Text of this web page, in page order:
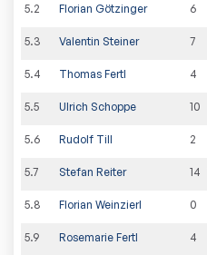
5.2 Florian Götzinger 6
5.3 Valentin Steiner 7
5.4 Thomas Fertl 4
5.5 Ulrich Schoppe 10
5.6 Rudolf Till 2
5.7 Stefan Reiter 14
5.8 Florian Weinzierl 0
5.9 Rosemarie Fertl 4